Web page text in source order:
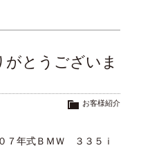
とうございま
お客様紹介
７年式ＢＭＷ ３３５ｉ